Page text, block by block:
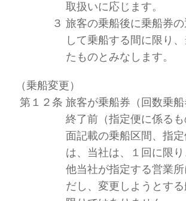
取扱いに応じます。
３ 旅客の乗船後に乗船券
して乗船する間に限り
たものとみなします。
（乗船変更）
第１２条 旅客が乗船券（回数乗
終了前（指定便に係る
面記載の乗船区間、指
は、当社は、１回に限
他当社が指定する営業
だし、変更しようとす